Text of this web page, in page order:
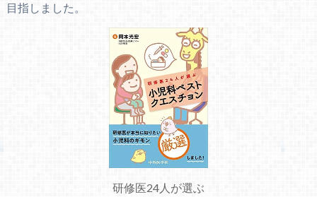
目指しました。
研修医24人が選ぶ